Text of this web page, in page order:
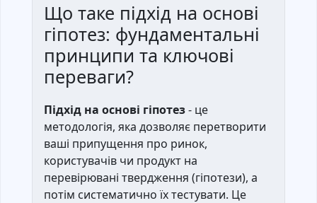
Що таке підхід на основі
гіпотез: фундаментальні
принципи та ключові
переваги?
Підхід на основі гіпотез- це
методологія, яка дозволяє перетворити
ваші припущення про ринок,
користувачів чи продукт на
перевірювані твердження (гіпотези), а
потім систематично їх тестувати. Це